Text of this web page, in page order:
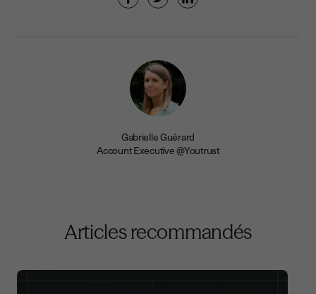
Gabrielle Guérard
Account Executive @Youtrust
Articles recommandés